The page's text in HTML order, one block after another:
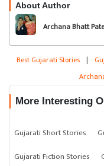
About Author
Archana Bhatt
Best Gujarati Stories |
More Interesting
Gujarati Short Stories
Gujarati Fiction Stories